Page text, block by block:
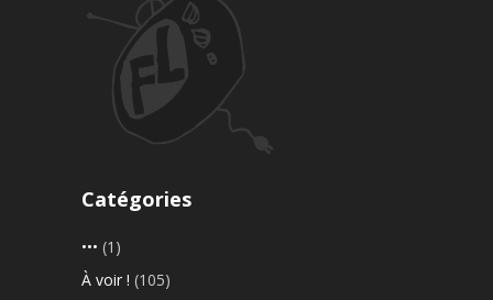
Catégories
••• (1)
À voir ! (105)